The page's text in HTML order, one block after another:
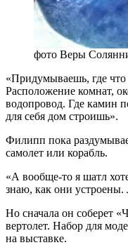
фото Веры
«Придумываешь, где
Расположение комнат,
водопровод. Где камин
для себя дом строишь».
Филипп пока
самолет или корабль.
«А вообще-то я шатл
знаю, как они устроены.
Но сначала он соберет
вертолет. Набор для
на выставке.